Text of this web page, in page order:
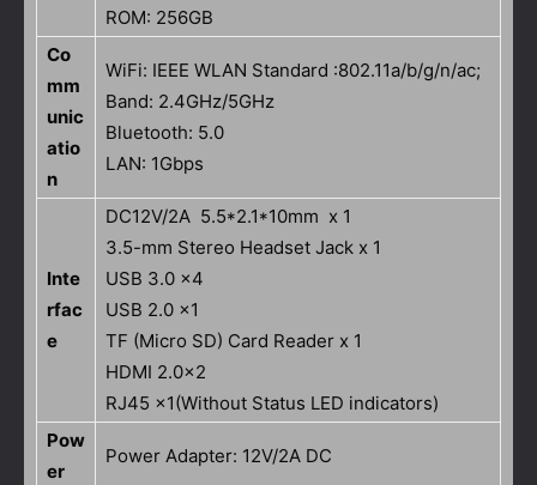
ROM: 256GB
Co
mm
unic
atio
n
WiFi: IEEE WLAN Standard :802.11a/b/g/n/ac;
Band: 2.4GHz/5GHz
Bluetooth: 5.0
LAN: 1Gbps
Inte
rfac
e
DC12V/2A 5.5*2.1*10mm x 1
3.5-mm Stereo Headset Jack x 1
USB 3.0 ×4
USB 2.0 ×1
TF (Micro SD) Card Reader x 1
HDMI 2.0×2
RJ45 ×1(Without Status LED indicators)
Pow
er
Power Adapter: 12V/2A DC